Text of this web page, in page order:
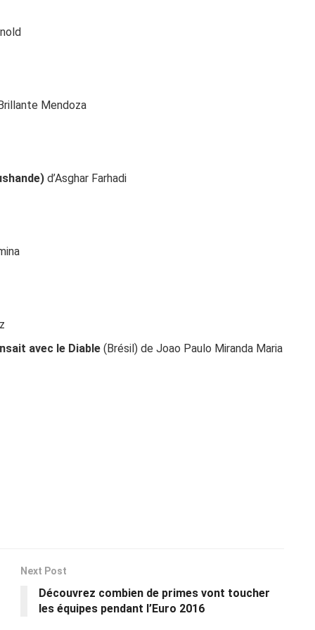
Mendoza
d’Asghar Farhadi
avec le Diable (Brésil) de Joao Paulo Miranda Maria
Next Post
Découvrez combien de primes vont toucher
les équipes pendant l’Euro 2016